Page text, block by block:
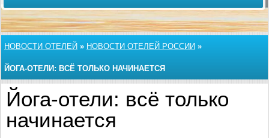
НОВОСТИ ОТЕЛЕЙ » НОВОСТИ ОТЕЛЕЙ РОССИИ »
ЙОГА-ОТЕЛИ: ВСЁ ТОЛЬКО НАЧИНАЕТСЯ
Йога-отели: всё только
начинается